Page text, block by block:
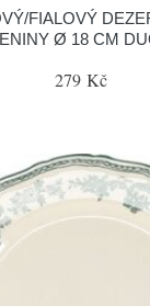
FIALOVÝ
Ø 18 CM
279 Kč